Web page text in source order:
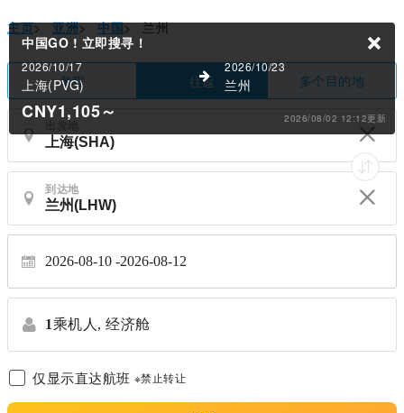
主页> 亚洲> 中国> 兰州
单程 往返 多个目的地
出发地
到达地
2026-08-10 2026-08-12
1乘机人, 经济舱
仅显示直达航班 ※禁止转让
中国GO ! 立即搜寻！
2026/10/17
上海(PVG)
2026/10/23
兰州
CNY1,105～ 2026/08/02 12:12更新